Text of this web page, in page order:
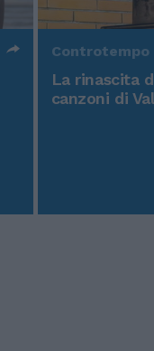
Controtempo
La rinascita
canzoni di